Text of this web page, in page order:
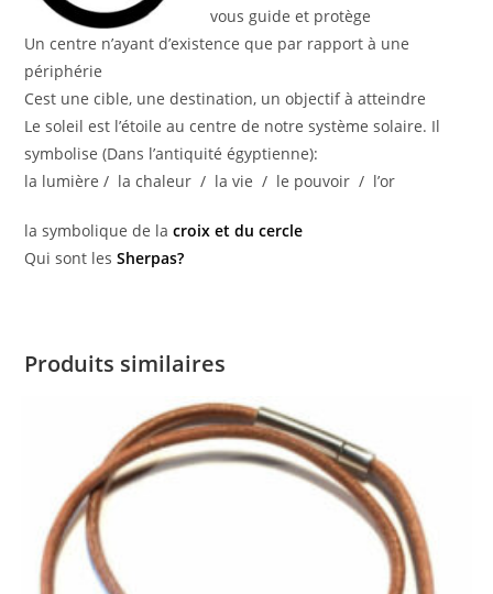
vous guide et protège
Un centre n’ayant d’existence que par rapport à une
périphérie
Cest une cible, une destination, un objectif à atteindre
Le soleil est l’étoile au centre de notre système solaire. Il
symbolise (Dans l’antiquité égyptienne):
la lumière / la chaleur / la vie / le pouvoir / l’or
la symbolique de lacroix et du cercle
Qui sont lesSherpas?
Produits similaires